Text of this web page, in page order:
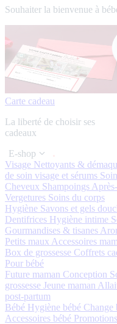
Souhaiter la bienvenue à
Carte cadeau
La liberté de choisir ses
cadeaux
E-shop
Visage Nettoyants &
de soin visage et sérums
Cheveux Shampoings
Vergetures Soins du corps
Hygiène Savons et gels
Dentifrices Hygiène intime
Gourmandises & tisanes
Petits maux Accessoires
Box de grossesse Coffrets
Pour bébé
Future maman Conception
grossesse Jeune maman
post-partum
Bébé Hygiène bébé Change
Accessoires bébé Promotions